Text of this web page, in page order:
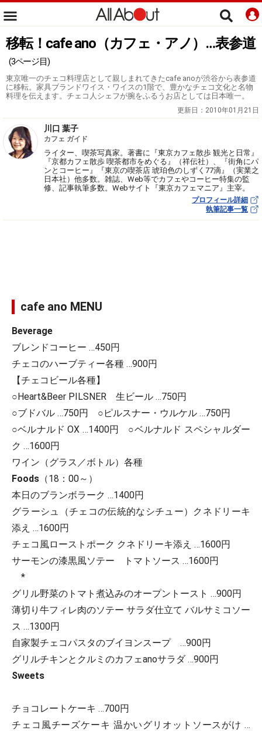
移転！cafe ano（カフェ・アノ）…表参道
(3ページ目)
東京唯一のチェコ料理店として親しまれてきたcafe anoが渋谷から表参道
に移転。家具ブランドワイス・ワイスの1階で、豊かなチェコ文化と名物
料理を伝えます。チェコ人シェフが腕をふるうお店としては日本唯一。
更新日： 2010年01月21日
川口 葉子
カフェ ガイド
ライター、喫茶写真家。著書に『東京カフェ散歩 観光と日常』
『京都カフェ散歩 喫茶都市をめぐる』（祥伝社）、『街角にパ
ンとコーヒー』『東京の喫茶店 琥珀色のしずく77滴』（実業之
日本社）他多数。雑誌、Web等でカフェやコーヒー特集の監
修、記事執筆多数。Webサイト『東京カフェマニア』主宰。
プロフィール詳細
執筆記事一覧
cafe ano MENU
Beverage
ブレンドコーヒー …450円
チェコのハーブティー各種 …900円
【チェコビール各種】
○Heart&Beer PILSNER 生ビール …750円
○ブドバル …750円 ○ピルスナー・ウルケル …750円
○ベルナルド OX …1400円 ○ベルナルド スペシャルダー
ク …1600円
ワイン（グラス／ボトル）各種
Foods （18：00～）
本日のブランボラーク …1400円
グラーシュ（チェコの伝統的なシチュー）クネドリーキ
添え …1600円
チェコ風ローストポーク クネドリーキ添え …1600円
サーモンの漆黒風ソテー トマトソース …1600円
*
グリル野菜のトマト煮込みのオープントースト …900円
薄切り牛フィレ肉のソテー サラダ仕立て バルサミコソー
ス …1300円
自家製チェコパスタのブイヨンスープ …900円
グリルチキンとクルミのカフェanoサラダ …900円
Sweets
チョコレートケーキ …700円
チェコ風チーズケーキ 温かいグリオットソースがけ …